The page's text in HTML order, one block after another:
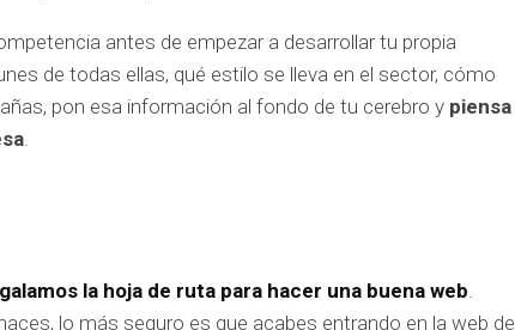
antes de empezar a desarrollar tu propia
de todas ellas, qué estilo se lleva en el sector, cómo
pon esa información al fondo de tu cerebro y piensa
.
la hoja de ruta para hacer una buena web.
lo más seguro es que acabes entrando en la web de